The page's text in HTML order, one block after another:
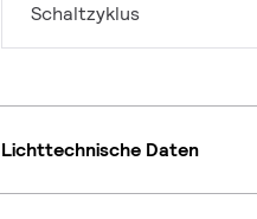
Schaltzyklus
Lichttechnische Daten